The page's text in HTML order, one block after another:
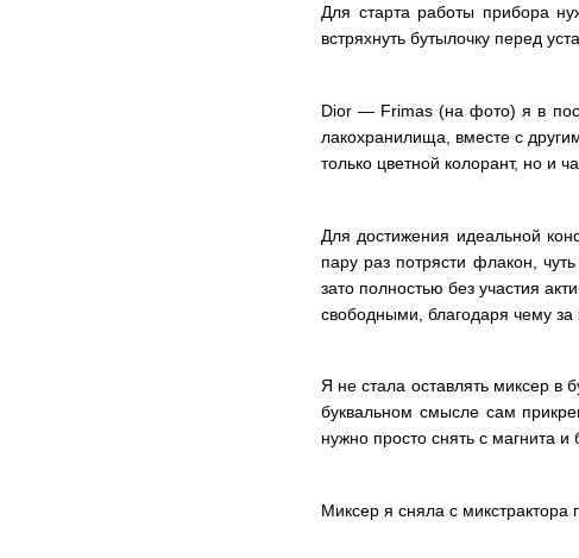
Для старта работы прибора
встряхнуть бутылочку перед
Dior — Frimas (на фото) я в
лакохранилища, вместе с
только цветной колорант, но и
Для достижения идеальной
пару раз потрясти флакон,
зато полностью без участия
свободными, благодаря чему за
Я не стала оставлять миксер в
буквальном смысле сам
нужно просто снять с магнита
Миксер я сняла с